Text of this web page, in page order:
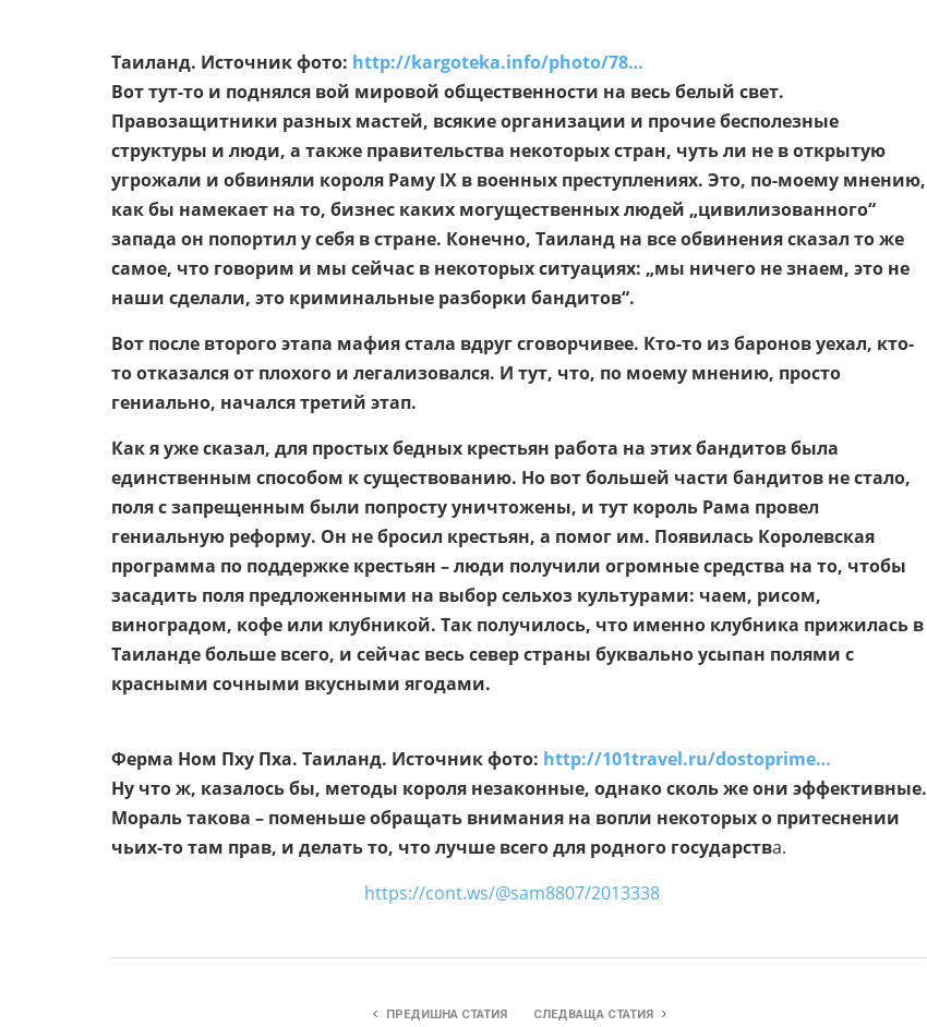
Таиланд. Источник фото: http://kargoteka.info/photo/78…
Вот тут-то и поднялся вой мировой общественности на весь белый свет.
Правозащитники разных мастей, всякие организации и прочие бесполезные
структуры и люди, а также правительства некоторых стран, чуть ли не в открытую
угрожали и обвиняли короля Раму IX в военных преступлениях. Это, по-моему мнению,
как бы намекает на то, бизнес каких могущественных людей „цивилизованного“
запада он попортил у себя в стране. Конечно, Таиланд на все обвинения сказал то же
самое, что говорим и мы сейчас в некоторых ситуациях: „мы ничего не знаем, это не
наши сделали, это криминальные разборки бандитов“.
Вот после второго этапа мафия стала вдруг сговорчивее. Кто-то из баронов уехал, кто-
то отказался от плохого и легализовался. И тут, что, по моему мнению, просто
гениально, начался третий этап.
Как я уже сказал, для простых бедных крестьян работа на этих бандитов была
единственным способом к существованию. Но вот большей части бандитов не стало,
поля с запрещенным были попросту уничтожены, и тут король Рама провел
гениальную реформу. Он не бросил крестьян, а помог им. Появилась Королевская
программа по поддержке крестьян – люди получили огромные средства на то, чтобы
засадить поля предложенными на выбор сельхоз культурами: чаем, рисом,
виноградом, кофе или клубникой. Так получилось, что именно клубника прижилась в
Таиланде больше всего, и сейчас весь север страны буквально усыпан полями с
красными сочными вкусными ягодами.
Ферма Ном Пху Пха. Таиланд. Источник фото: http://101travel.ru/dostoprime…
Ну что ж, казалось бы, методы короля незаконные, однако сколь же они эффективные.
Мораль такова – поменьше обращать внимания на вопли некоторых о притеснении
чьих-то там прав, и делать то, что лучше всего для родного государства.
https://cont.ws/@sam8807/2013338
ПРЕДИШНА СТАТИЯ СЛЕДВАЩА СТАТИЯ